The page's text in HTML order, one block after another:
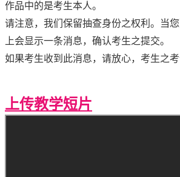
作品中的是考生本人。
请注意，我们保留抽查身份之权利。当
上会显示一条消息，确认考生之提交。
如果考生收到此消息，请放心，考生之考
上传教学短片